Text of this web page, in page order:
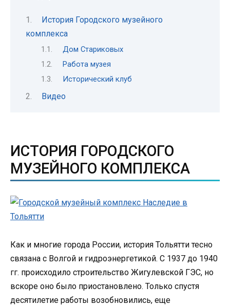
История Городского музейного
комплекса
Дом Стариковых
Работа музея
Исторический клуб
Видео
ИСТОРИЯ ГОРОДСКОГО
МУЗЕЙНОГО КОМПЛЕКСА
Как и многие города России, история Тольятти тесно
связана с Волгой и гидроэнергетикой. С 1937 до 1940
гг. происходило строительство Жигулевской ГЭС, но
вскоре оно было приостановлено. Только спустя
десятилетие работы возобновились, еще